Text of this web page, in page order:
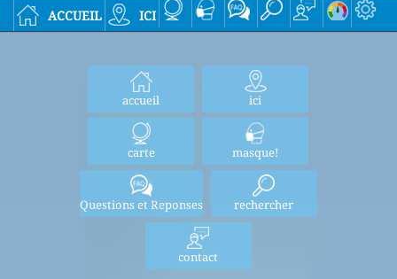
accueil ici
accueil ici
carte masque!
Questions et Reponses rechercher
contact